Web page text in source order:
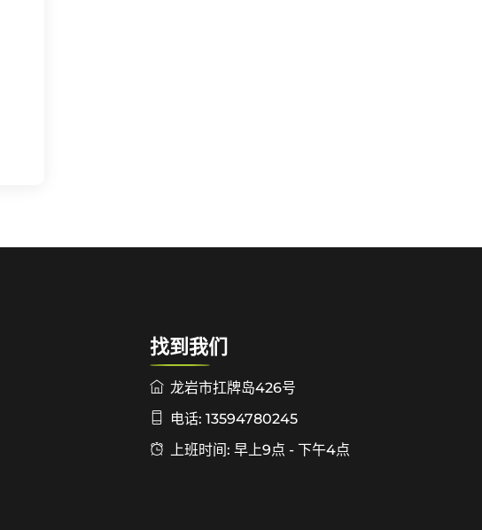
找到我们
龙岩市扛牌岛426号
电话: 13594780245
上班时间: 早上9点 - 下午4点